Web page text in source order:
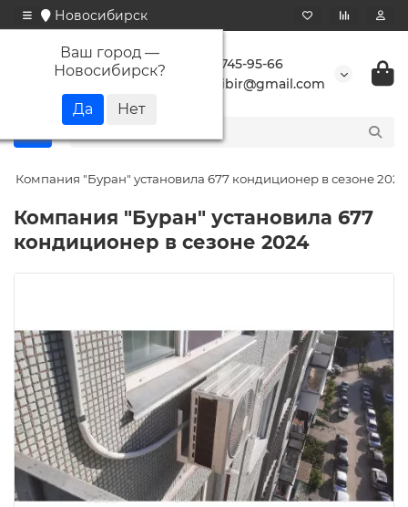
Новосибирск
Ваш город —
Новосибирск?
+7 923 745-95-66
buransibir@gmail.com
Компания "Буран" установила 677 кондиционер в сезоне 2024
Компания "Буран" установила 677
кондиционер в сезоне 2024